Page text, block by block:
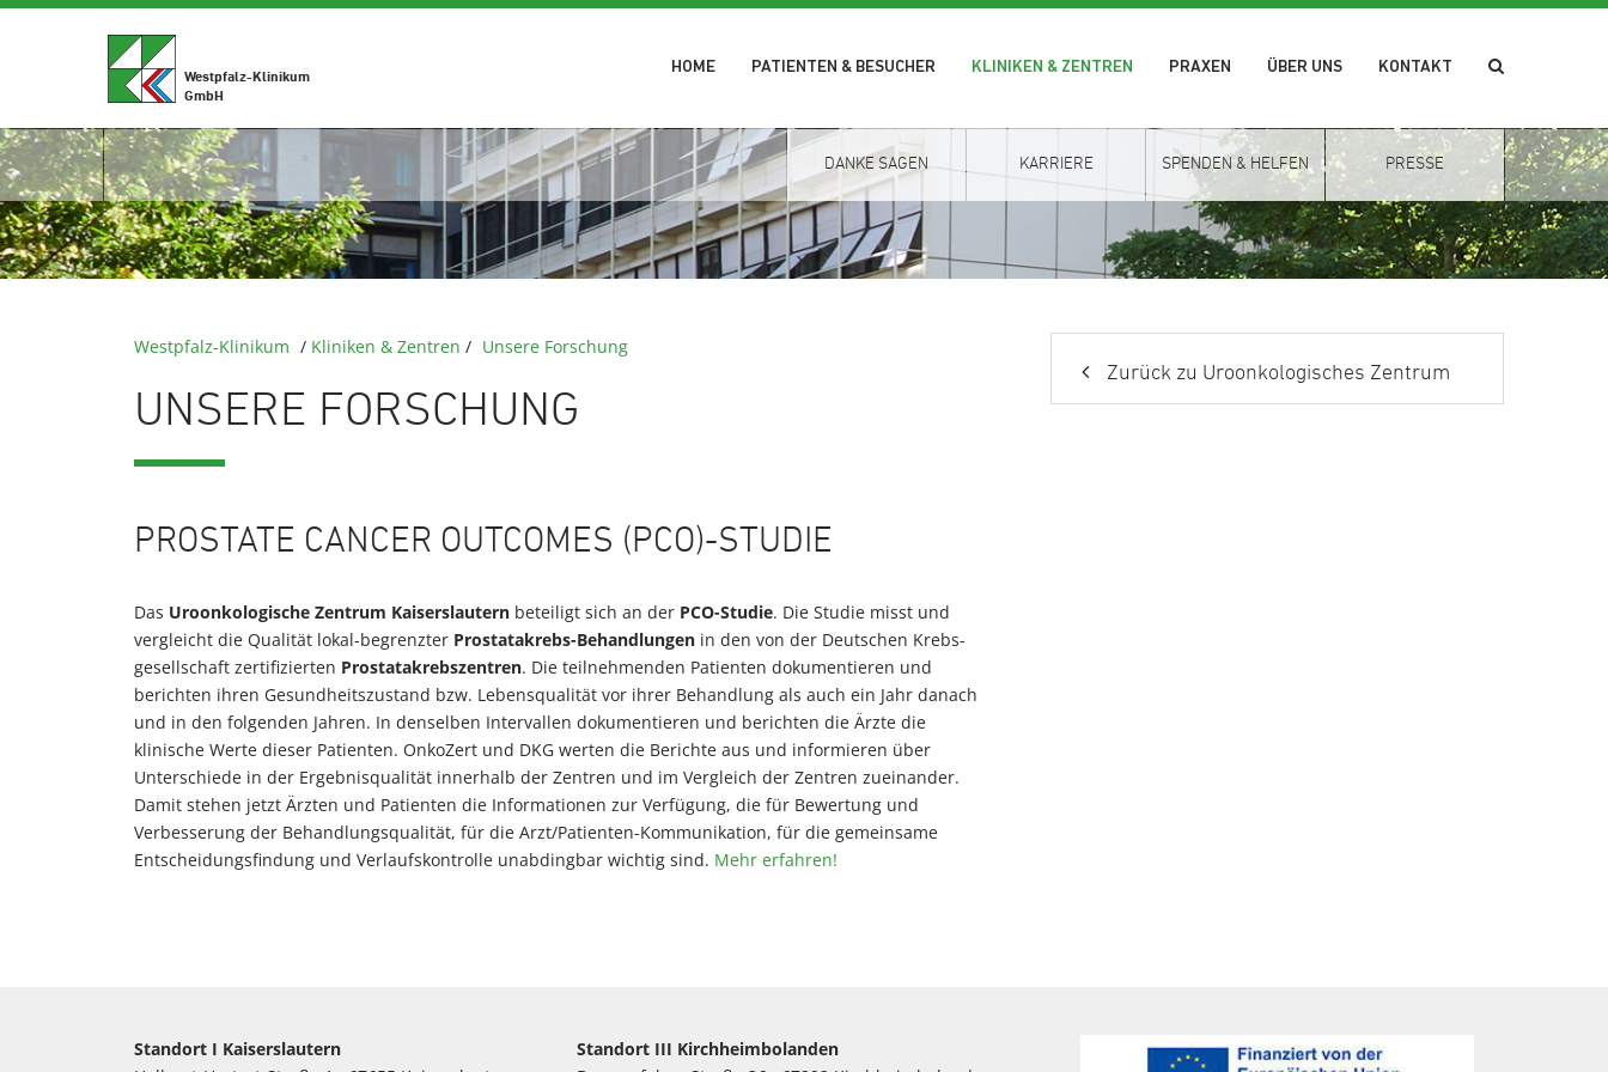
Westpfalz-Klinikum
GmbH
HOME PATIENTEN & BESUCHER KLINIKEN & ZENTREN PRAXEN ÜBER UNS KONTAKT
DANKE SAGEN KARRIERE SPENDEN & HELFEN PRESSE
Westpfalz-Klinikum / Kliniken & Zentren / Unsere Forschung
UNSERE FORSCHUNG
PROSTATE CANCER OUTCOMES (PCO)-STUDIE
Das Uroonkologische Zentrum Kaiserslautern beteiligt sich an der PCO-Studie. Die Studie misst und
vergleicht die Qualität lokal-begrenzter Prostatakrebs-Behand­lungen in den von der Deutschen Krebs­
gesellschaft zertifizierten Prostata­krebszentren. Die teilnehmenden Patienten dokumentieren und
berichten ihren Gesundheits­zustand bzw. Lebens­qualität vor ihrer Behandlung als auch ein Jahr danach
und in den folgenden Jahren. In denselben Intervallen dokumentieren und berichten die Ärzte die
klinische Werte dieser Patienten. OnkoZert und DKG werten die Berichte aus und informieren über
Unterschiede in der Ergebnis­qualität innerhalb der Zentren und im Vergleich der Zentren zueinander.
Damit stehen jetzt Ärzten und Patienten die Informationen zur Verfügung, die für Bewertung und
Verbesserung der Behandlungs­qualität, für die Arzt/Patienten-Kommunikation, für die gemeinsame
Entscheidungs­findung und Verlaufs­kontrolle unabdingbar wichtig sind. Mehr erfahren!
Zurück zu Uroonkologisches Zentrum
Standort I Kaiserslautern
Standort III Kirchheimbolanden